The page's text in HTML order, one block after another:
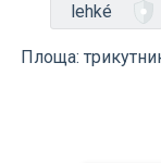
lehké
Площа: